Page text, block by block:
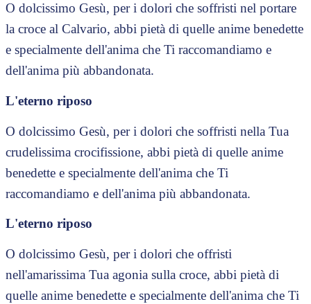
O dolcissimo Gesù, per i dolori che soffristi nel portare
la croce al Calvario, abbi pietà di quelle anime benedette
e specialmente dell'anima che Ti raccomandiamo e
dell'anima più abbandonata.
L'eterno riposo
O dolcissimo Gesù, per i dolori che soffristi nella Tua
crudelissima crocifissione, abbi pietà di quelle anime
benedette e specialmente dell'anima che Ti
raccomandiamo e dell'anima più abbandonata.
L'eterno riposo
O dolcissimo Gesù, per i dolori che offristi
nell'amarissima Tua agonia sulla croce, abbi pietà di
quelle anime benedette e specialmente dell'anima che Ti